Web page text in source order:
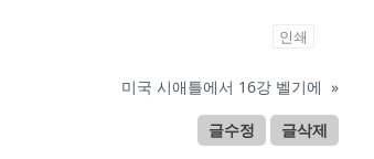
인쇄
미국 시애틀에서 16강 벨기에 »
글수정 글삭제